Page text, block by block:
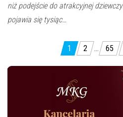
niż podejście do atrakcyjnej
pojawia się tysiąc…
Stronicowanie
wpisów
1 2 … 65